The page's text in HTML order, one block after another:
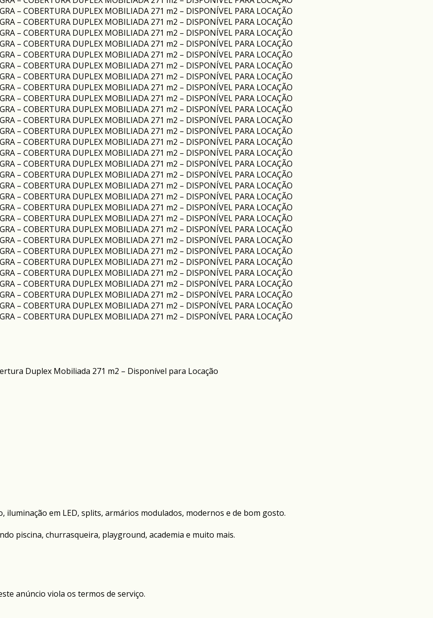
Duplex Mobiliada 271 m2 – Disponível para Locação
iluminação em LED, splits, armários modulados, modernos e de bom gosto.
piscina, churrasqueira, playground, academia e muito mais.
anúncio viola os termos de serviço.